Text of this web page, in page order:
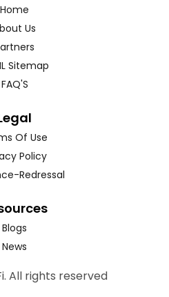
Home
Us
Sitemap
FAQ'S
Of Use
Policy
Redressal
Blogs
News
All rights reserved